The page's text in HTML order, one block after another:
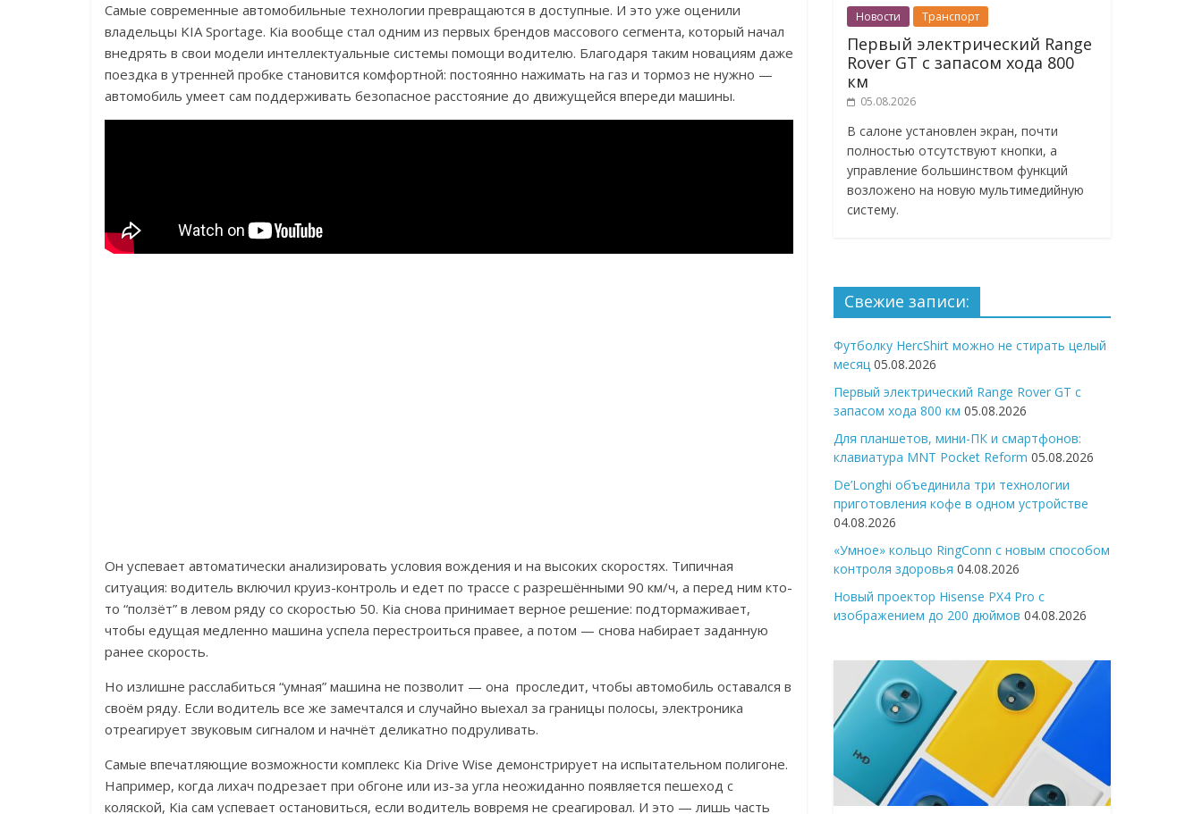
Самые современные автомобильные технологии превращаются в доступные. И это уже оценили
владельцы KIA Sportage. Kia вообще стал одним из первых брендов массового сегмента, который начал
внедрять в свои модели интеллектуальные системы помощи водителю. Благодаря таким новациям даже
поездка в утренней пробке становится комфортной: постоянно нажимать на газ и тормоз не нужно —
автомобиль умеет сам поддерживать безопасное расстояние до движущейся впереди машины.
Он успевает автоматически анализировать условия вождения и на высоких скоростях. Типичная
ситуация: водитель включил круиз-контроль и едет по трассе с разрешёнными 90 км/ч, а перед ним кто-
то “ползёт” в левом ряду со скоростью 50. Kia снова принимает верное решение: подтормаживает,
чтобы едущая медленно машина успела перестроиться правее, а потом — снова набирает заданную
ранее скорость.
Но излишне расслабиться “умная” машина не позволит — она проследит, чтобы автомобиль оставался в
своём ряду. Если водитель все же замечтался и случайно выехал за границы полосы, электроника
отреагирует звуковым сигналом и начнёт деликатно подруливать.
Самые впечатляющие возможности комплекс Kia Drive Wise демонстрирует на испытательном полигоне.
Например, когда лихач подрезает при обгоне или из-за угла неожиданно появляется пешеход с
коляской, Kia сам успевает остановиться, если водитель вовремя не среагировал. И это — лишь часть
Новости Транспорт
Первый электрический Range
Rover GT с запасом хода 800
км
05.08.2026
В салоне установлен экран, почти
полностью отсутствуют кнопки, а
управление большинством функций
возложено на новую мультимедийную
систему.
Свежие записи:
Футболку HercShirt можно не стирать целый
месяц 05.08.2026
Первый электрический Range Rover GT с
запасом хода 800 км 05.08.2026
Для планшетов, мини-ПК и смартфонов:
клавиатура MNT Pocket Reform 05.08.2026
De’Longhi объединила три технологии
приготовления кофе в одном устройстве
04.08.2026
«Умное» кольцо RingConn с новым способом
контроля здоровья 04.08.2026
Новый проектор Hisense PX4 Pro с
изображением до 200 дюймов 04.08.2026